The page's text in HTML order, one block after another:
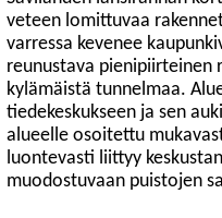
veteen lomittuvaa
varressa kevenee
reunustava pienipiirteinen
kylämäistä tunnelmaa.
tiedekeskukseen ja sen
alueelle osoitettu
luontevasti liittyy
muodostuvaan puistojen